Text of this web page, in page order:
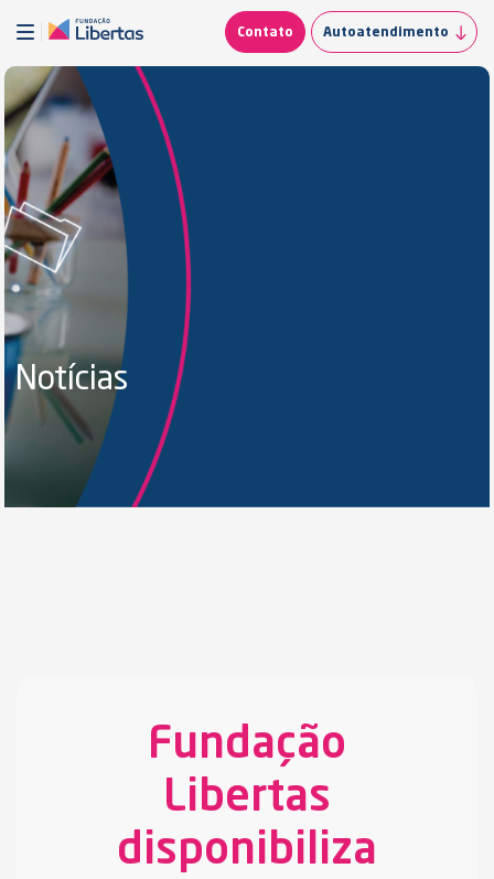
Contato Autoatendimento
Notícias
Fundação
Libertas
disponibiliza